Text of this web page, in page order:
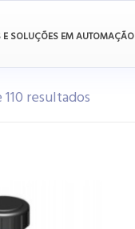
E SOLUÇÕES EM AUTOMAÇÃO
resultados